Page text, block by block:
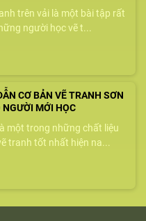
trên vải là một bài tập rất
người học vẽ t...
CƠ BẢN VẼ TRANH SƠN
NGƯỜI MỚI HỌC
một trong những chất liệu
tranh tốt nhất hiện na...